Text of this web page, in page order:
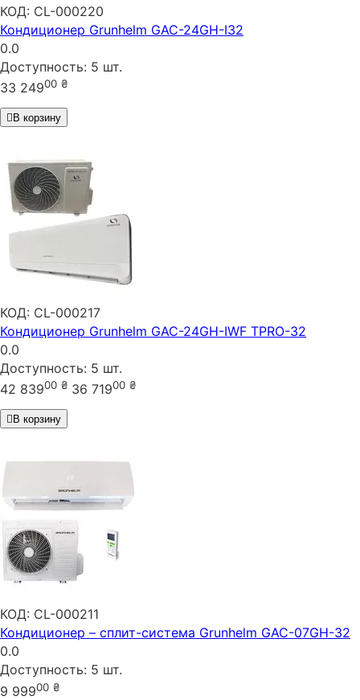
КОД: CL-000220
Кондиционер Grunhelm GAC-24GH-I32
0.0
Доступность: 5 шт.
33 24900 ₴
В корзину
КОД: CL-000217
Кондиционер Grunhelm GAC-24GH-IWF TPRO-32
0.0
Доступность: 5 шт.
42 83900 ₴ 36 71900 ₴
В корзину
КОД: CL-000211
Кондиционер – сплит-система Grunhelm GAC-07GH-32
0.0
Доступность: 5 шт.
9 99900 ₴